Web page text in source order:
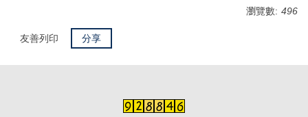
瀏覽數: 496
友善列印 分享